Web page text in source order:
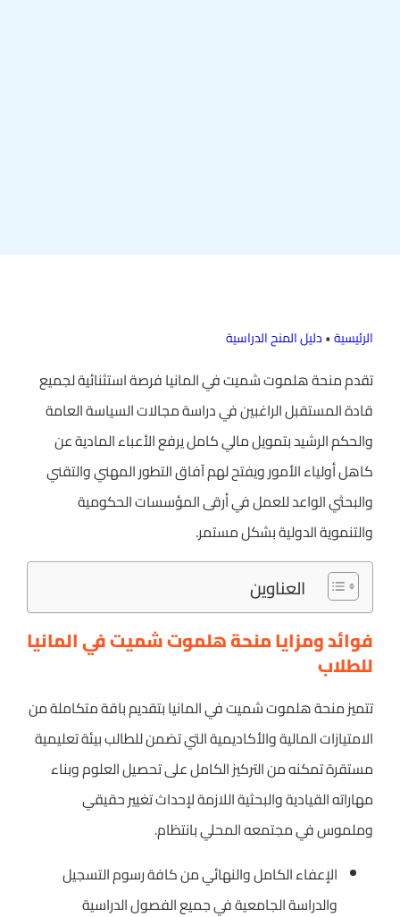
الرئيسية•دليل المنح الدراسية
تقدم منحة هلموت شميت في المانيا فرصة استثنائية لجميع
قادة المستقبل الراغبين في دراسة مجالات السياسة العامة
والحكم الرشيد بتمويل مالي كامل يرفع الأعباء المادية عن
كاهل أولياء الأمور ويفتح لهم آفاق التطور المهني والتقني
والبحثي الواعد للعمل في أرقى المؤسسات الحكومية
والتنموية الدولية بشكل مستمر.
العناوين
فوائد ومزايا منحة هلموت شميت في المانيا
للطلاب
تتميز منحة هلموت شميت في المانيا بتقديم باقة متكاملة من
الامتيازات المالية والأكاديمية التي تضمن للطالب بيئة تعليمية
مستقرة تمكنه من التركيز الكامل على تحصيل العلوم وبناء
مهاراته القيادية والبحثية اللازمة لإحداث تغيير حقيقي
وملموس في مجتمعه المحلي بانتظام.
الإعفاء الكامل والنهائي من كافة رسوم التسجيل
والدراسة الجامعية في جميع الفصول الدراسية